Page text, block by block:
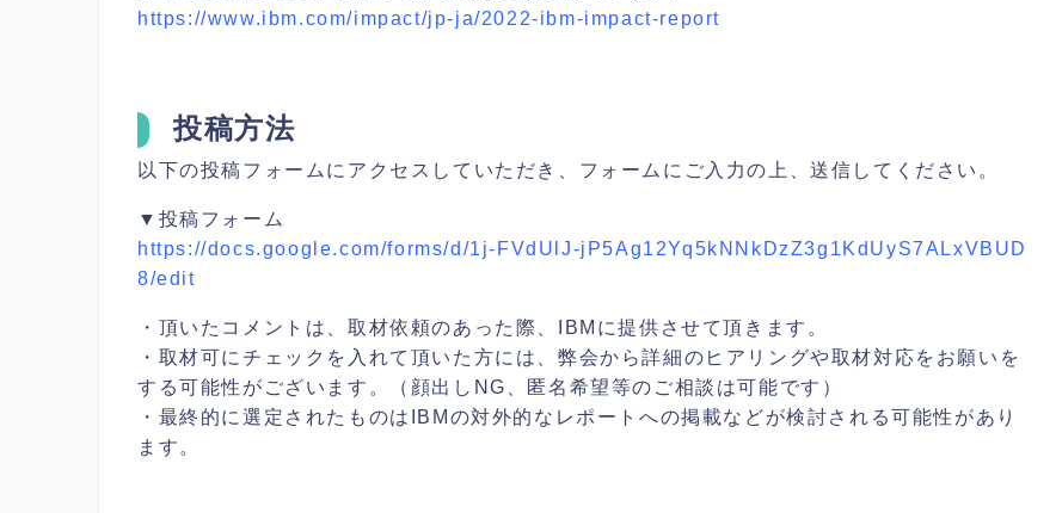
https://www.ibm.com/impact/jp-ja/2022-ibm-impact-report
投稿方法
以下の投稿フォームにアクセスしていただき、フォームにご入力の上、送信してください。
▼投稿フォーム
https://docs.google.com/forms/d/1j-FVdUlJ-jP5Ag12Yq5kNNkDzZ3g1KdUyS7ALxVBUD
8/edit
・頂いたコメントは、取材依頼のあった際、IBMに提供させて頂きます。
・取材可にチェックを入れて頂いた方には、弊会から詳細のヒアリングや取材対応をお願いを
する可能性がございます。（顔出しNG、匿名希望等のご相談は可能です）
・最終的に選定されたものはIBMの対外的なレポートへの掲載などが検討される可能性があり
ます。